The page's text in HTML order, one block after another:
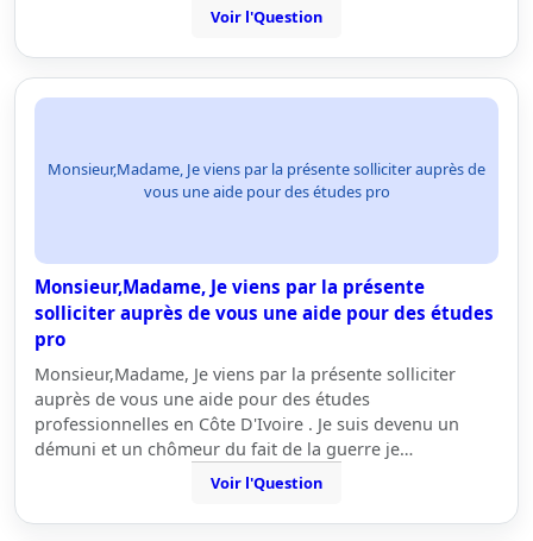
Voir l'Question
Monsieur,Madame, Je viens par la présente solliciter auprès de
vous une aide pour des études pro
Monsieur,Madame, Je viens par la présente
solliciter auprès de vous une aide pour des études
pro
Monsieur,Madame, Je viens par la présente solliciter
auprès de vous une aide pour des études
professionnelles en Côte D'Ivoire . Je suis devenu un
démuni et un chômeur du fait de la guerre je…
Voir l'Question